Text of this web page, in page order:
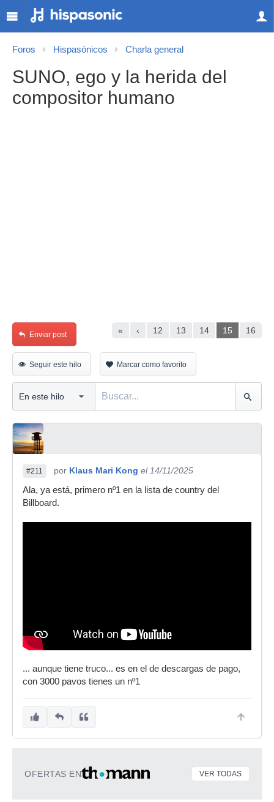
Foros Hispasónicos Charla general
SUNO, ego y la herida del
compositor humano
« ‹ 12 13 14 15 16
Enviar post
Seguir este hilo Marcar como favorito
#211 por Klaus Mari Kong el 14/11/2025
Ala, ya está, primero nº1 en la lista de country del
Billboard.
... aunque tiene truco... es en el de descargas de pago,
con 3000 pavos tienes un nº1
OFERTAS EN VER TODAS